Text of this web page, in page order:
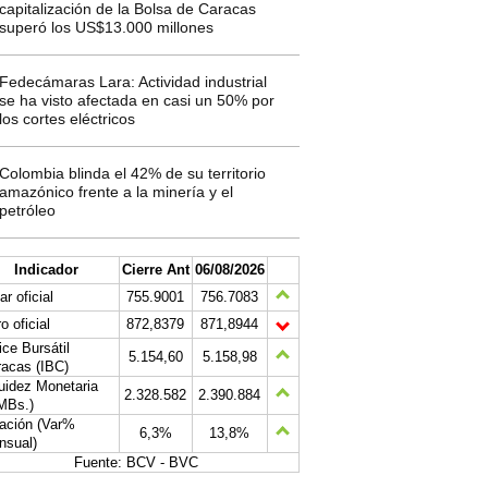
capitalización de la Bolsa de Caracas
superó los US$13.000 millones
Fedecámaras Lara: Actividad industrial
se ha visto afectada en casi un 50% por
los cortes eléctricos
Colombia blinda el 42% de su territorio
amazónico frente a la minería y el
petróleo
Indicador Cierre Ant 06/08/2026
oficial
755.9001
756.7083
oficial
872,8379
871,8944
Bursátil
(IBC)
5.154,60
5.158,98
Monetaria
2.328.582
2.390.884
(Var%
6,3%
13,8%
Fuente: BCV - BVC